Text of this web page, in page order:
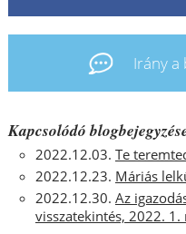
Irány a
Kapcsolódó
2022.12.03. Te
2022.12.23. Máriás
2022.12.30. Az
visszatekintés, 2022. 1.